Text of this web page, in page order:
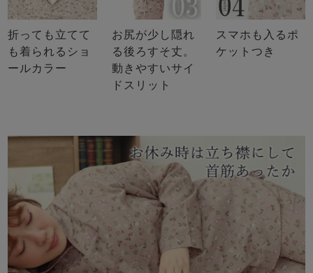
折っても立てて
も着られるショ
ールカラー
お尻が少し隠れ
る後ろすそ丈。
動きやすいサイ
ドスリット
スマホも入るポ
ケットつき